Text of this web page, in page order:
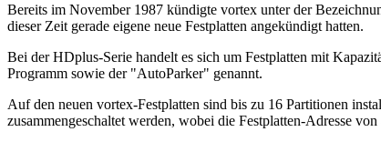
Bereits im November 1987 kündigte vortex unter der
dieser Zeit gerade eigene neue Festplatten angekündigt hatten.
Bei der HDplus-Serie handelt es sich um Festplatten mit
Programm sowie der "AutoParker" genannt.
Auf den neuen vortex-Festplatten sind bis zu 16 Partitionen
zusammengeschaltet werden, wobei die Festplatten-Adresse